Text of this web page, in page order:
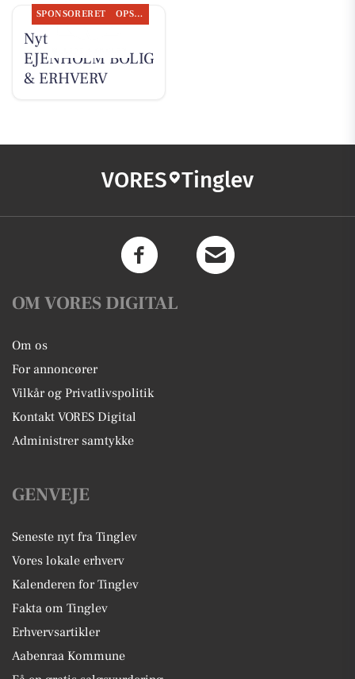
SPONSORERET OPSLAGSTAVLEN
Nyt fra
EJENHOLM BOLIG
& ERHVERV
VORES Tinglev
OM VORES DIGITAL
Om os
For annoncører
Vilkår og Privatlivspolitik
Kontakt VORES Digital
Administrer samtykke
GENVEJE
Seneste nyt fra Tinglev
Vores lokale erhverv
Kalenderen for Tinglev
Fakta om Tinglev
Erhvervsartikler
Aabenraa Kommune